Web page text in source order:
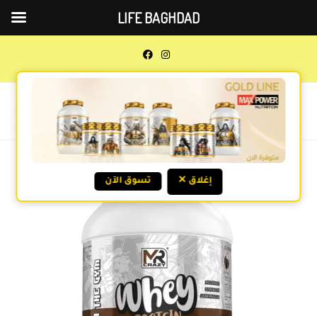
0 MENU
Previous Product Next Product
تسوق الآن ✕ إغلاق
LIFE BAGHDAD